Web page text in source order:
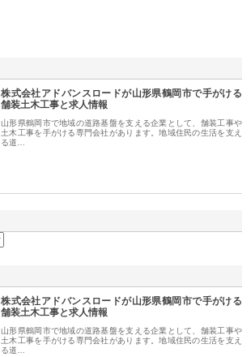
株式会社アドバンスロードが山形県鶴岡市で手がける
舗装土木工事と求人情報
山形県鶴岡市で地域の道路基盤を支える企業として、舗装工事や
土木工事を手がける専門会社があります。地域住民の生活を支え
る道…
株式会社アドバンスロードが山形県鶴岡市で手がける
舗装土木工事と求人情報
山形県鶴岡市で地域の道路基盤を支える企業として、舗装工事や
土木工事を手がける専門会社があります。地域住民の生活を支え
る道…